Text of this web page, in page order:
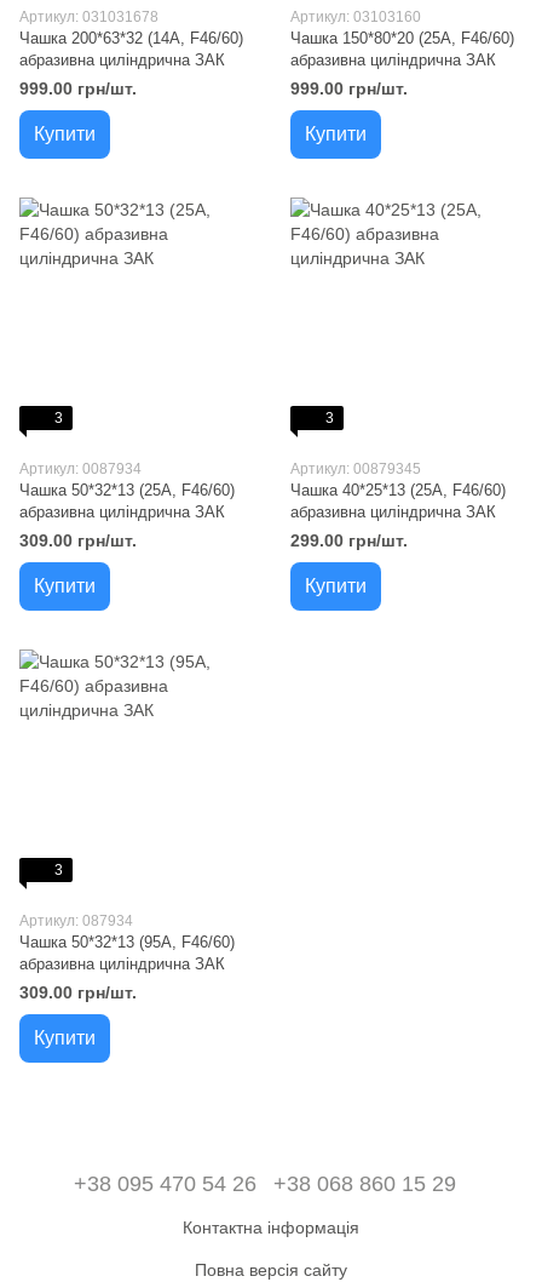
Артикул: 031031678
Чашка 200*63*32 (14A, F46/60)
абразивна циліндрична ЗАК
999.00 грн/шт.
Купити
Артикул: 03103160
Чашка 150*80*20 (25A, F46/60)
абразивна циліндрична ЗАК
999.00 грн/шт.
Купити
3
Артикул: 0087934
Чашка 50*32*13 (25A, F46/60)
абразивна циліндрична ЗАК
309.00 грн/шт.
Купити
3
Артикул: 00879345
Чашка 40*25*13 (25A, F46/60)
абразивна циліндрична ЗАК
299.00 грн/шт.
Купити
3
Артикул: 087934
Чашка 50*32*13 (95A, F46/60)
абразивна циліндрична ЗАК
309.00 грн/шт.
Купити
+38 095 470 54 26 +38 068 860 15 29
Контактна інформація
Повна версія сайту